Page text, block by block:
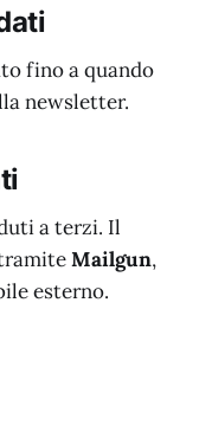
fino a quando
newsletter.
a terzi. Il
Mailgun,
esterno.